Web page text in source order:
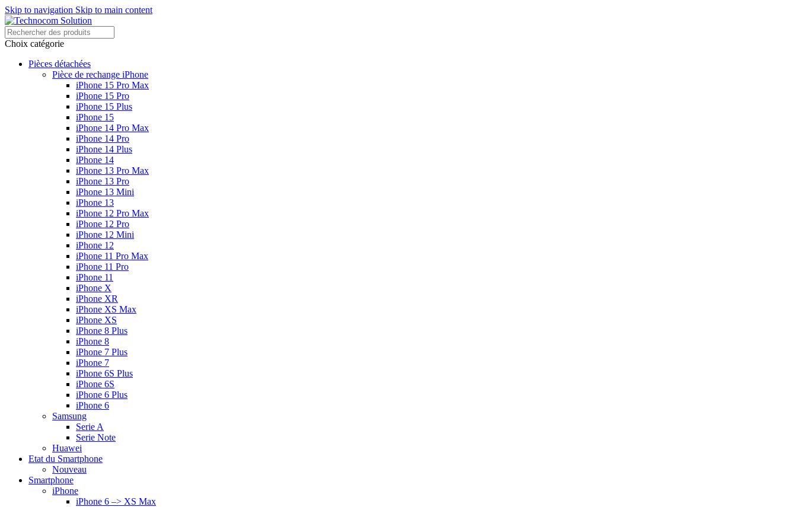
Skip to navigation Skip to main content
Choix catégorie
Pièces détachées
Pièce de rechange iPhone
iPhone 15 Pro Max
iPhone 15 Pro
iPhone 15 Plus
iPhone 15
iPhone 14 Pro Max
iPhone 14 Pro
iPhone 14 Plus
iPhone 14
iPhone 13 Pro Max
iPhone 13 Pro
iPhone 13 Mini
iPhone 13
iPhone 12 Pro Max
iPhone 12 Pro
iPhone 12 Mini
iPhone 12
iPhone 11 Pro Max
iPhone 11 Pro
iPhone 11
iPhone X
iPhone XR
iPhone XS Max
iPhone XS
iPhone 8 Plus
iPhone 8
iPhone 7 Plus
iPhone 7
iPhone 6S Plus
iPhone 6S
iPhone 6 Plus
iPhone 6
Samsung
Serie A
Serie Note
Huawei
Etat du Smartphone
Nouveau
Smartphone
iPhone
iPhone 6 –> XS Max